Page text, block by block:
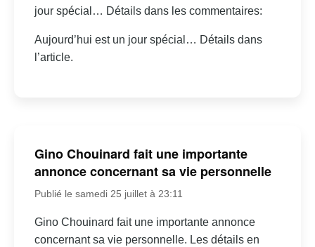
jour spécial… Détails dans les commentaires:
Aujourd’hui est un jour spécial… Détails dans
l’article.
Gino Chouinard fait une importante
annonce concernant sa vie personnelle
Publié le samedi 25 juillet à 23:11
Gino Chouinard fait une importante annonce
concernant sa vie personnelle. Les détails en